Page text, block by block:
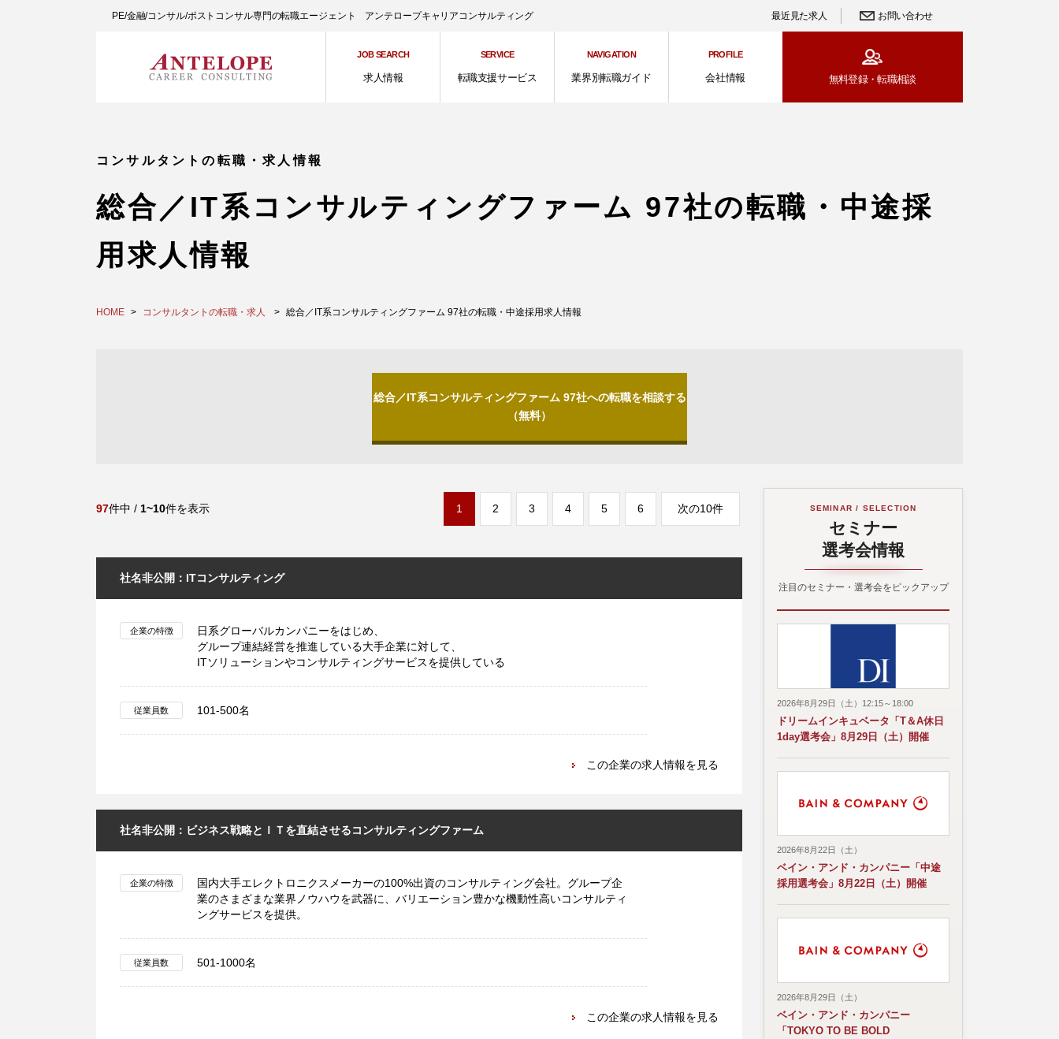
PE/金融/コンサル/ポストコンサル専門の転職エージェント アンテロープキャリアコンサルティング 最近見た求人 お問い合わせ
JOB SEARCH
求人情報
SERVICE
転職支援サービス
NAVIGATION
業界別転職ガイド
PROFILE
会社情報 無料登録・転職相談
コンサルタントの転職・求人情報
総合／IT系コンサルティングファーム 97社の転職・中途採
用求人情報
HOME コンサルタントの転職・求人 総合／IT系コンサルティングファーム 97社の転職・中途採用求人情報
総合／IT系コンサルティングファーム 97社への転職を相談する
（無料）
97件中 / 1~10件を表示 1 2 3 4 5 6 次の10件
社名非公開：ITコンサルティング
企業の特徴
日系グローバルカンパニーをはじめ、
グループ連結経営を推進している大手企業に対して、
ITソリューションやコンサルティングサービスを提供している
従業員数 101-500名
この企業の求人情報を見る
社名非公開：ビジネス戦略とＩＴを直結させるコンサルティングファーム
企業の特徴
国内大手エレクトロニクスメーカーの100%出資のコンサルティング会社。グループ企
業のさまざまな業界ノウハウを武器に、バリエーション豊かな機動性高いコンサルティ
ングサービスを提供。
従業員数 501-1000名
この企業の求人情報を見る
SEMINAR / SELECTION
セミナー
選考会情報
注目のセミナー・選考会をピックアップ
2026年8月29日（土）12:15～18:00
ドリームインキュベータ「T＆A休日
1day選考会」8月29日（土）開催
2026年8月22日（土）
ベイン・アンド・カンパニー「中途
採用選考会」8月22日（土）開催
2026年8月29日（土）
ベイン・アンド・カンパニー
「TOKYO TO BE BOLD